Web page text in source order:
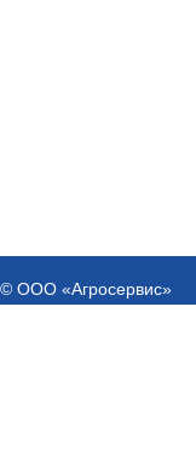
© ООО «Агросервис»